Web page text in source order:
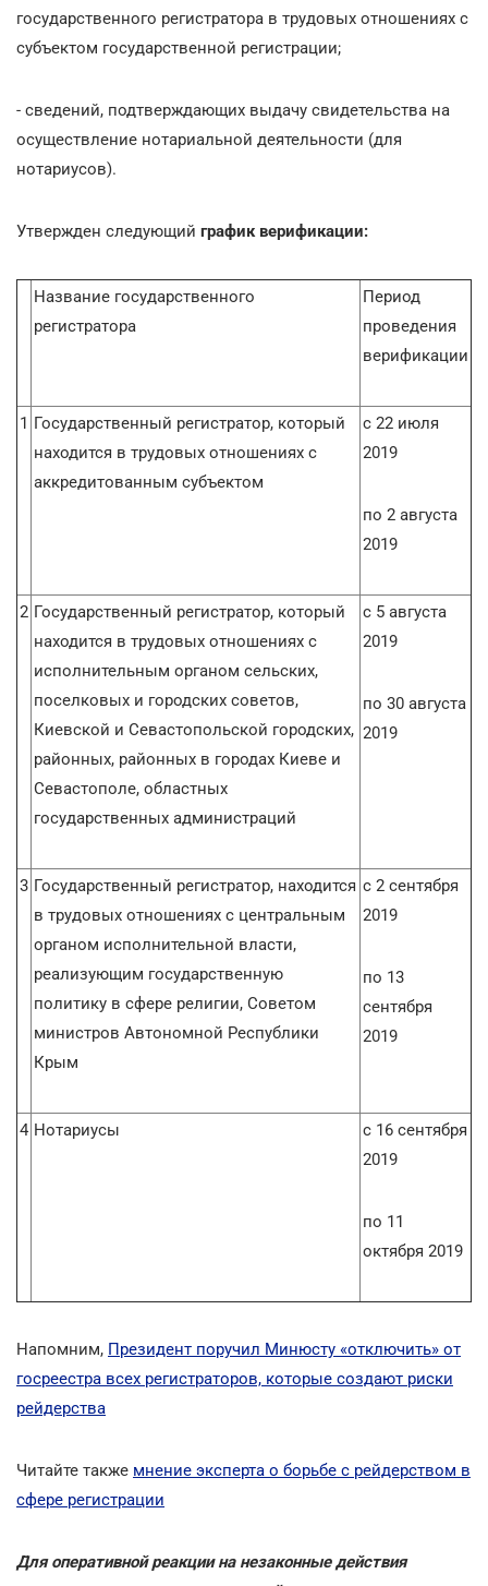
государственного регистратора в трудовых отношениях с
субъектом государственной регистрации;
- сведений, подтверждающих выдачу свидетельства на
осуществление нотариальной деятельности (для
нотариусов).
Утвержден следующий график верификации:
Название государственного
регистратора
Период
проведения
верификации
1 Государственный регистратор, который
находится в трудовых отношениях с
аккредитованным субъектом
с 22 июля
2019
по 2 августа
2019
2 Государственный регистратор, который
находится в трудовых отношениях с
исполнительным органом сельских,
поселковых и городских советов,
Киевской и Севастопольской городских,
районных, районных в городах Киеве и
Севастополе, областных
государственных администраций
с 5 августа
2019
по 30 августа
2019
3 Государственный регистратор, находится
в трудовых отношениях с центральным
органом исполнительной власти,
реализующим государственную
политику в сфере религии, Советом
министров Автономной Республики
Крым
с 2 сентября
2019
по 13
сентября
2019
4 Нотариусы
с 16 сентября
2019
по 11
октября 2019
Напомним, Президент поручил Минюсту «отключить» от
госреестра всех регистраторов, которые создают риски
рейдерства
Читайте также мнение эксперта о борьбе с рейдерством в
сфере регистрации
Для оперативной реакции на незаконные действия